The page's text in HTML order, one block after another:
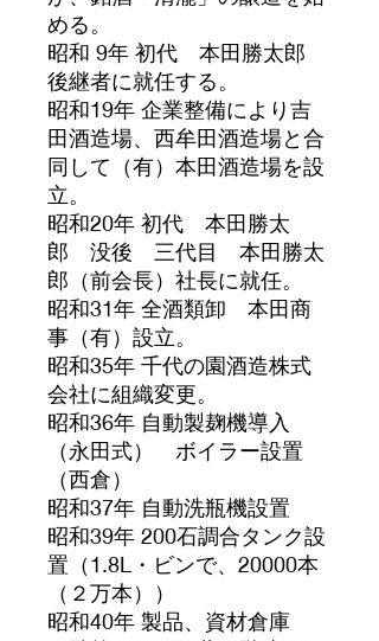
める。
昭和 9年 初代 本田勝太郎
後継者に就任する。
昭和19年 企業整備により吉
田酒造場、西牟田酒造場と合
同して（有）本田酒造場を設
立。
昭和20年 初代 本田勝太
郎 没後 三代目 本田勝太
郎（前会長）社長に就任。
昭和31年 全酒類卸 本田商
事（有）設立。
昭和35年 千代の園酒造株式
会社に組織変更。
昭和36年 自動製麹機導入
（永田式） ボイラー設置
（西倉）
昭和37年 自動洗瓶機設置
昭和39年 200石調合タンク設
置（1.8L・ビンで、20000本
（２万本））
昭和40年 製品、資材倉庫